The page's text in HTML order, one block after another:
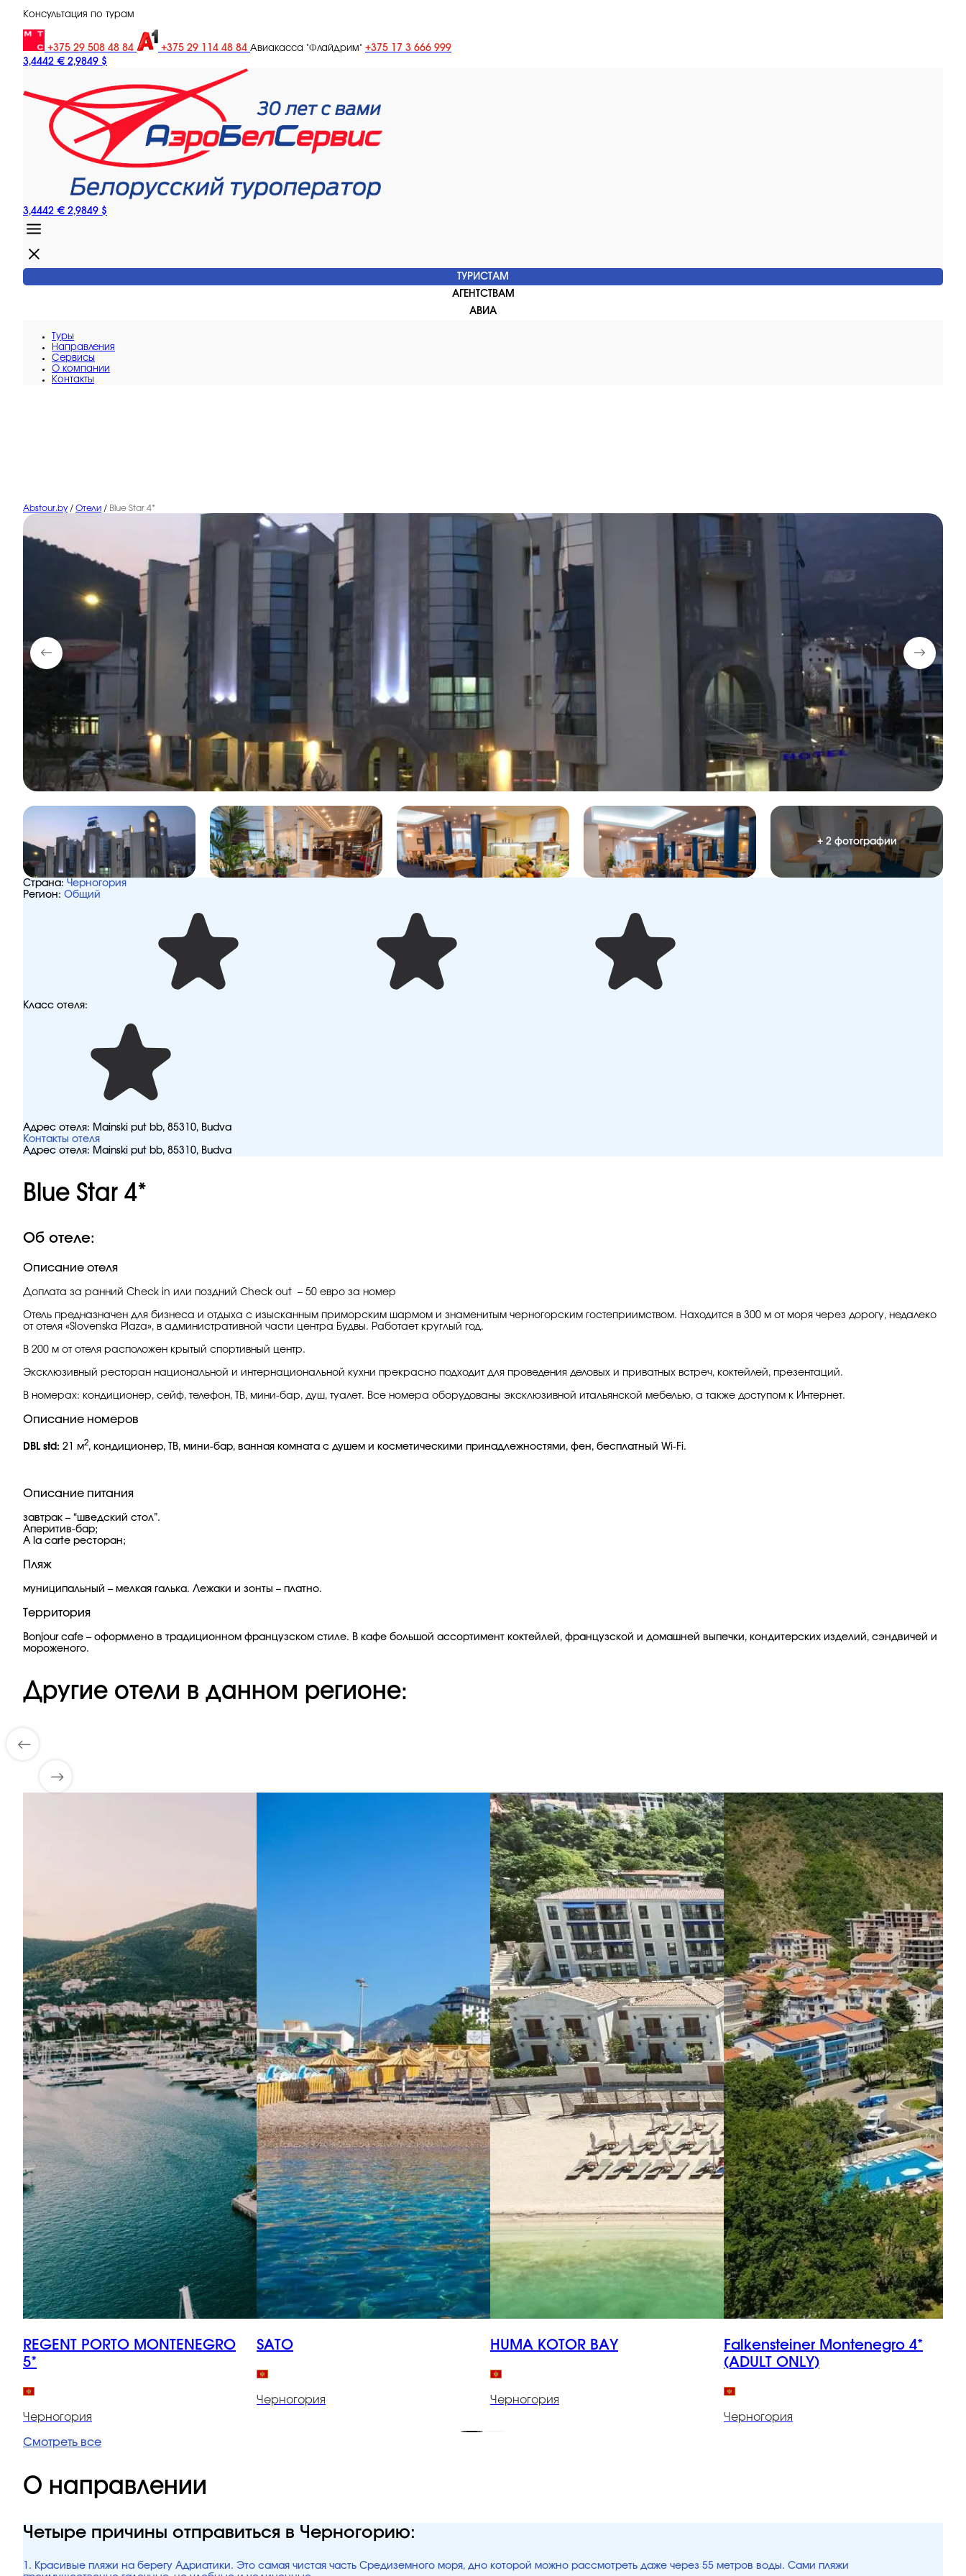
Консультация по турам
+375 29 508 48 84 +375 29 114 48 84 Авиакасса "Флайдрим" +375 17 3 666 999
3,4442 € 2,9849 $
3,4442 € 2,9849 $
ТУРИСТАМ
АГЕНТСТВАМ
АВИА
Туры
Направления
Сервисы
O компании
Контакты
Abstour.by / Отели / Blue Star 4*
+ 2 фотографии
Страна: Черногория
Регион: Общий
Класс отеля:
Адрес отеля: Mainski put bb, 85310, Budva
Контакты отеля
Адрес отеля: Mainski put bb, 85310, Budva
Blue Star 4*
Об отеле:
Описание отеля
Доплата за ранний Сheck in или поздний Check out – 50 евро за номер
Отель предназначен для бизнеса и отдыха с изысканным приморским шармом и знаменитым черногорским гостеприимством. Находится в 300 м от моря через дорогу, недалеко
от отеля «Slovenska Plaza», в административной части центра Будвы. Работает круглый год.
В 200 м от отеля расположен крытый спортивный центр.
Эксклюзивный ресторан национальной и интернациональной кухни прекрасно подходит для проведения деловых и приватных встреч, коктейлей, презентаций.
В номерах: кондиционер, сейф, телефон, ТВ, мини-бар, душ, туалет. Все номера оборудованы эксклюзивной итальянской мебелью, а также доступом к Интернет.
Описание номеров
DBL std: 21 м2, кондиционер, ТВ, мини-бар, ванная комната с душем и косметическими принадлежностями, фен, бесплатный Wi-Fi.
Описание питания
завтрак – “шведский стол”.
Аперитив-бар;
A la carte ресторан;
Пляж
муниципальный – мелкая галька. Лежаки и зонты – платно.
Территория
Bonjour cafe – оформлено в традиционном французском стиле. В кафе большой ассортимент коктейлей, французской и домашней выпечки, кондитерских изделий, сэндвичей и
мороженого.
Другие отели в данном регионе:
REGENT PORTO MONTENEGRO
5*
Черногория
SATO
Черногория
HUMA KOTOR BAY
Черногория
Falkensteiner Montenegro 4*
(ADULT ONLY)
Черногория
Смотреть все
О направлении
Четыре причины отправиться в Черногорию:
1. Красивые пляжи на берегу Адриатики. Это самая чистая часть Средиземного моря, дно которой можно рассмотреть даже через 55 метров воды. Сами пляжи